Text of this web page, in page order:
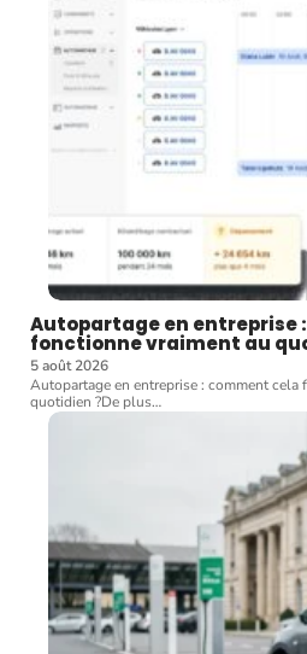
Autopartage en entreprise
fonctionne vraiment au
5 août 2026
Autopartage en entreprise : comment cela
quotidien ?De plus…